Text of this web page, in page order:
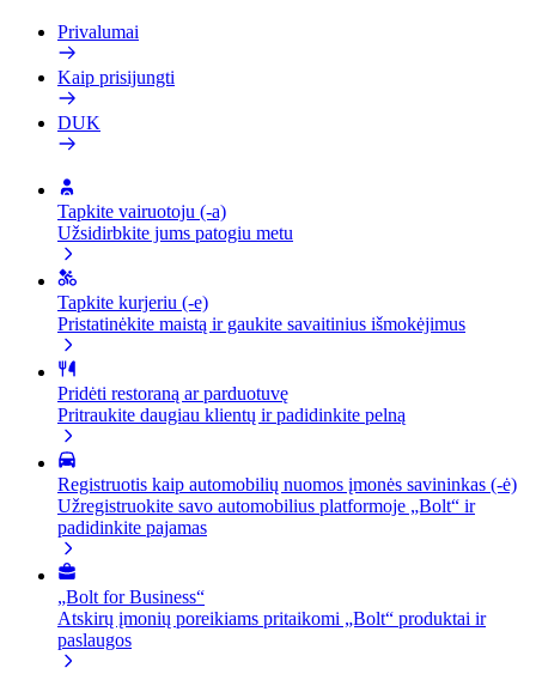
Privalumai
Kaip prisijungti
DUK
Tapkite vairuotoju (-a)
Užsidirbkite jums patogiu metu
Tapkite kurjeriu (-e)
Pristatinėkite maistą ir gaukite savaitinius išmokėjimus
Pridėti restoraną ar parduotuvę
Pritraukite daugiau klientų ir padidinkite pelną
Registruotis kaip automobilių nuomos įmonės savininkas (-ė)
Užregistruokite savo automobilius platformoje „Bolt“ ir
padidinkite pajamas
„Bolt for Business“
Atskirų įmonių poreikiams pritaikomi „Bolt“ produktai ir
paslaugos